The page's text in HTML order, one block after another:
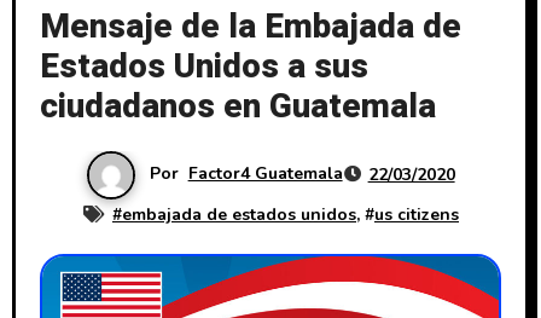
Mensaje de la Embajada de
Estados Unidos a sus
ciudadanos en Guatemala
Por Factor4 Guatemala
22/03/2020
#embajada de estados unidos, #us citizens